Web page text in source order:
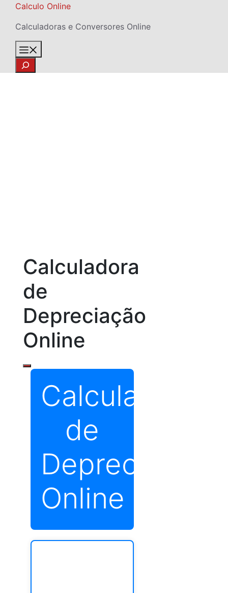
Skip
content
Calculo Online
Calculadoras e Conversores Online
Search
Calculadora
de
Depreciação
Online
Calculadora
de
Depreciação
Online